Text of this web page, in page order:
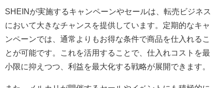
SHEINが実施するキャンペーンやセールは、転売ビジネス
において大きなチャンスを提供しています。定期的なキャ
ンペーンでは、通常よりもお得な条件で商品を仕入れるこ
とが可能です。これを活用することで、仕入れコストを最
小限に抑えつつ、利益を最大化する戦略が展開できます。